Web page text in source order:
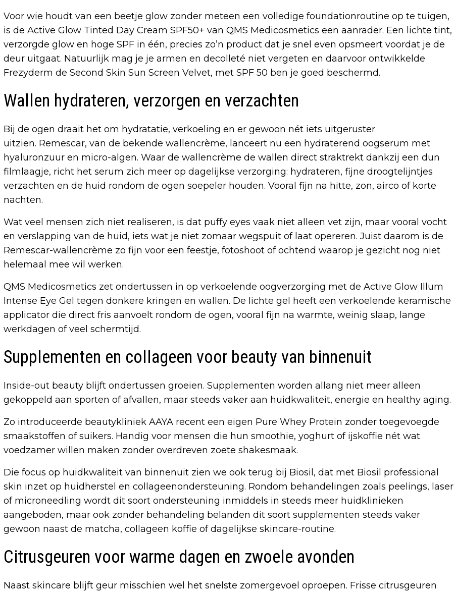
Voor wie houdt van een beetje glow zonder meteen een volledige foundationroutine op te tuigen,
is de Active Glow Tinted Day Cream SPF50+ van QMS Medicosmetics een aanrader. Een lichte tint,
verzorgde glow en hoge SPF in één, precies zo’n product dat je snel even opsmeert voordat je de
deur uitgaat. Natuurlijk mag je je armen en decolleté niet vergeten en daarvoor ontwikkelde
Frezyderm de Second Skin Sun Screen Velvet, met SPF 50 ben je goed beschermd.
Wallen hydrateren, verzorgen en verzachten
Bij de ogen draait het om hydratatie, verkoeling en er gewoon nét iets uitgeruster
uitzien. Remescar, van de bekende wallencrème, lanceert nu een hydraterend oogserum met
hyaluronzuur en micro-algen. Waar de wallencrème de wallen direct straktrekt dankzij een dun
filmlaagje, richt het serum zich meer op dagelijkse verzorging: hydrateren, fijne droogtelijntjes
verzachten en de huid rondom de ogen soepeler houden. Vooral fijn na hitte, zon, airco of korte
nachten.
Wat veel mensen zich niet realiseren, is dat puffy eyes vaak niet alleen vet zijn, maar vooral vocht
en verslapping van de huid, iets wat je niet zomaar wegspuit of laat opereren. Juist daarom is de
Remescar-wallencrème zo fijn voor een feestje, fotoshoot of ochtend waarop je gezicht nog niet
helemaal mee wil werken.
QMS Medicosmetics zet ondertussen in op verkoelende oogverzorging met de Active Glow Illum
Intense Eye Gel tegen donkere kringen en wallen. De lichte gel heeft een verkoelende keramische
applicator die direct fris aanvoelt rondom de ogen, vooral fijn na warmte, weinig slaap, lange
werkdagen of veel schermtijd.
Supplementen en collageen voor beauty van binnenuit
Inside-out beauty blijft ondertussen groeien. Supplementen worden allang niet meer alleen
gekoppeld aan sporten of afvallen, maar steeds vaker aan huidkwaliteit, energie en healthy aging.
Zo introduceerde beautykliniek AAYA recent een eigen Pure Whey Protein zonder toegevoegde
smaakstoffen of suikers. Handig voor mensen die hun smoothie, yoghurt of ijskoffie nét wat
voedzamer willen maken zonder overdreven zoete shakesmaak.
Die focus op huidkwaliteit van binnenuit zien we ook terug bij Biosil, dat met Biosil professional
skin inzet op huidherstel en collageenondersteuning. Rondom behandelingen zoals peelings, laser
of microneedling wordt dit soort ondersteuning inmiddels in steeds meer huidklinieken
aangeboden, maar ook zonder behandeling belanden dit soort supplementen steeds vaker
gewoon naast de matcha, collageen koffie of dagelijkse skincare-routine.
Citrusgeuren voor warme dagen en zwoele avonden
Naast skincare blijft geur misschien wel het snelste zomergevoel oproepen. Frisse citrusgeuren